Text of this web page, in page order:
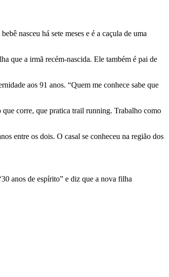
nasceu há sete meses e é a caçula de uma
que a irmã recém-nascida. Ele também é pai de
aos 91 anos. “Quem me conhece sabe que
corre, que pratica trail running. Trabalho como
entre os dois. O casal se conheceu na região dos
anos de espírito” e diz que a nova filha